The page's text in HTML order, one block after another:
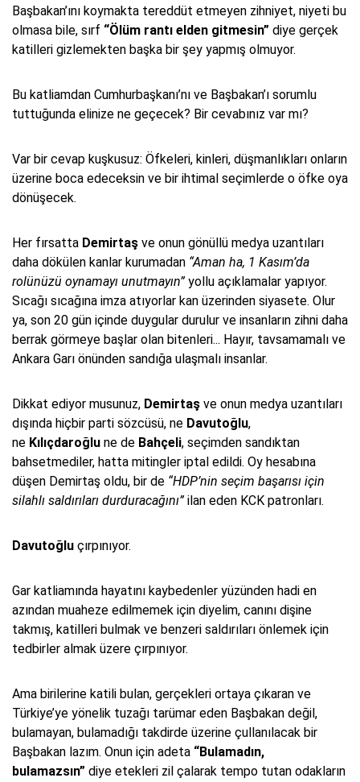
Başbakan’ını koymakta tereddüt etmeyen zihniyet, niyeti bu
olmasa bile, sırf “Ölüm rantı elden gitmesin” diye gerçek
katilleri gizlemekten başka bir şey yapmış olmuyor.
Bu katliamdan Cumhurbaşkanı’nı ve Başbakan’ı sorumlu
tuttuğunda elinize ne geçecek? Bir cevabınız var mı?
Var bir cevap kuşkusuz: Öfkeleri, kinleri, düşmanlıkları onların
üzerine boca edeceksin ve bir ihtimal seçimlerde o öfke oya
dönüşecek.
Her fırsatta Demirtaş ve onun gönüllü medya uzantıları
daha dökülen kanlar kurumadan “Aman ha, 1 Kasım’da
rolünüzü oynamayı unutmayın”yollu açıklamalar yapıyor.
Sıcağı sıcağına imza atıyorlar kan üzerinden siyasete. Olur
ya, son 20 gün içinde duygular durulur ve insanların zihni daha
berrak görmeye başlar olan bitenleri... Hayır, tavsamamalı ve
Ankara Garı önünden sandığa ulaşmalı insanlar.
Dikkat ediyor musunuz, Demirtaş ve onun medya uzantıları
dışında hiçbir parti sözcüsü, ne Davutoğlu,
ne Kılıçdaroğlu ne de Bahçeli, seçimden sandıktan
bahsetmediler, hatta mitingler iptal edildi. Oy hesabına
düşen Demirtaş oldu, bir de “HDP’nin seçim başarısı için
silahlı saldırıları durduracağını”ilan eden KCK patronları.
Davutoğlu çırpınıyor.
Gar katliamında hayatını kaybedenler yüzünden hadi en
azından muaheze edilmemek için diyelim, canını dişine
takmış, katilleri bulmak ve benzeri saldırıları önlemek için
tedbirler almak üzere çırpınıyor.
Ama birilerine katili bulan, gerçekleri ortaya çıkaran ve
Türkiye’ye yönelik tuzağı tarümar eden Başbakan değil,
bulamayan, bulamadığı takdirde üzerine çullanılacak bir
Başbakan lazım. Onun için adeta “Bulamadın,
bulamazsın” diye etekleri zil çalarak tempo tutan odakların